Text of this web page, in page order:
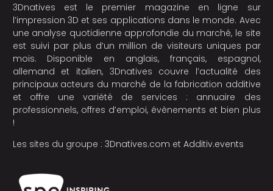
3Dnatives est le premier magazine en ligne sur
l’impression 3D et ses applications dans le monde. Avec
une analyse quotidienne approfondie du marché, le site
est suivi par plus d’un million de visiteurs uniques par
mois. Disponible en anglais, français, espagnol,
allemand et italien, 3Dnatives couvre l’actualité des
principaux acteurs du marché de la fabrication additive
et offre une variété de services : annuaire des
professionnels, offres d’emploi, évènements et bien plus
!
Les sites du groupe : 3Dnatives.com et Additiv.events